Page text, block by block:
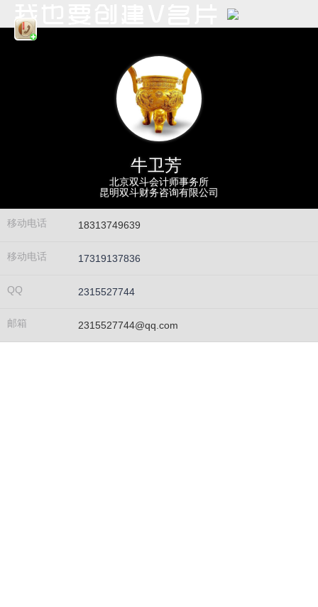
牛卫芳
北京双斗会计师事务所
昆明双斗财务咨询有限公司
移动电话 18313749639
移动电话 17319137836
QQ 2315527744
邮箱 2315527744@qq.com